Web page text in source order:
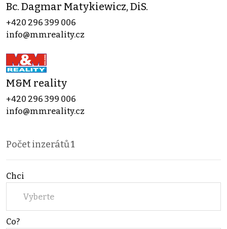
Bc. Dagmar Matykiewicz, DiS.
+420 296 399 006
info@mmreality.cz
M&M reality
+420 296 399 006
info@mmreality.cz
Počet inzerátů1
Chci
Vyberte
Co?